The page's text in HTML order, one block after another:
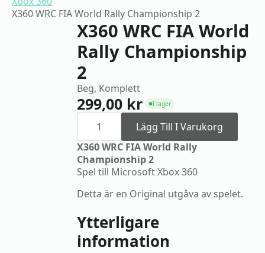
X360 WRC FIA World Rally Championship 2
X360 WRC FIA World
Rally Championship
2
Beg, Komplett
299,00 kr ●I lager
X360
World
Rally
Championship
2
Lägg Till I Varukorg
X360 WRC FIA World Rally
Championship 2
Spel till Microsoft Xbox 360
Detta är en Original utgåva av spelet.
Ytterligare
information